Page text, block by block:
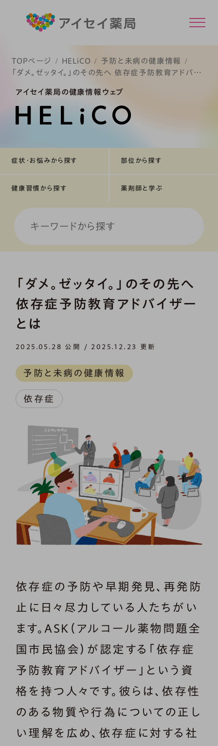
TOPページ HELiCO
予防と未病の健康情報
「ダメ。ゼッタイ。」のその先へ 依存症予防教育アドバイ
アイセイ薬局の健康情報ウェブ
症状・お悩みから探す 部位から探す
健康習慣から探す 薬剤師と学ぶ
「ダメ。ゼッタイ。」のその先へ
依存症予防教育アドバイザー
とは
2025.05.28 公開 / 2025.12.23 更新
予防と未病の健康情報
依存症
依存症の予防や早期発見、再発防
止に日々尽力している人たちがい
ます。ASK（アルコール薬物問題全
国市民協会）が認定する「依存症
予防教育アドバイザー」という資
格を持つ人々です。彼らは、依存性
のある物質や行為についての正し
い理解を広め、依存症に対する社